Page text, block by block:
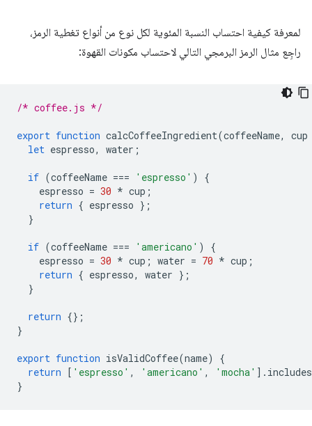
لمعرفة كيفية احتساب النسبة المئوية لكل نوع من أنواع تغطية الرمز،
راجِع مثال الرمز البرمجي التالي لاحتساب مكونات القهوة:
/* coffee.js */
export function calcCoffeeIngredient(coffeeName,
cup
let espresso, water ;
if (coffeeName === 'espresso' )
{
espresso = 30 * cup ;
return { espresso };
}
if (coffeeName === 'americano' )
{
espresso = 30 * cup ; water = 70 * cup ;
return { espresso, water };
}
return {};
}
export function isValidCoffee(name)
{
return [ 'espresso' , 'americano' , 'mocha' ]. includes
}